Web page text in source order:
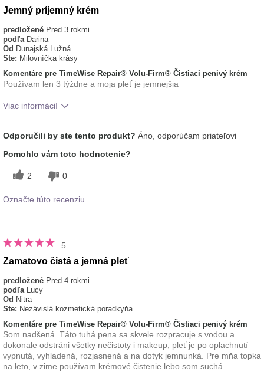
Jemný príjemný krém
predložené Pred 3 rokmi
podľa Darina
Od Dunajská Lužná
Ste: Milovníčka krásy
Komentáre pre TimeWise Repair® Volu-Firm® Čistiaci penivý krém
Používam len 3 týždne a moja pleť je jemnejšia
Viac informácií
používaním tohto prípravku?
Osviežujúci, Príjemný pocit na
Odporučili by ste tento produkt? Áno, odporúčam priateľovi
Pomohlo vám toto hodnotenie?
2 0
Označte túto recenziu
5
Zamatovo čistá a jemná pleť
predložené Pred 4 rokmi
podľa Lucy
Od Nitra
Ste: Nezávislá kozmetická poradkyňa
Komentáre pre TimeWise Repair® Volu-Firm® Čistiaci penivý krém
Som nadšená. Táto tuhá pena sa skvele rozpracuje s vodou a
dokonale odstráni všetky nečistoty i makeup, pleť je po oplachnutí
vypnutá, vyhladená, rozjasnená a na dotyk jemnunká. Pre mňa topka
na leto, v zime používam krémové čistenie lebo som suchá.